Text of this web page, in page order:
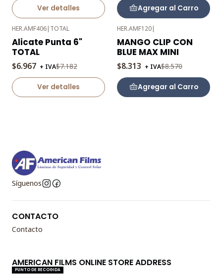
Ver detalles Agregar al Carro
-3%
OFF
HER.AMF406| TOTAL
Alicate Punta 6"
TOTAL
$6.967 + IVA$7.182
Ver detalles
-3%
OFF
HER.AMF120|
MANGO CLIP CON
BLUE MAX MINI
$8.313 + IVA$8.570
Agregar al Carro
Síguenos
CONTACTO
Contacto
AMERICAN FILMS ONLINE STORE ADDRESS
PUNTO DE RECOGIDA